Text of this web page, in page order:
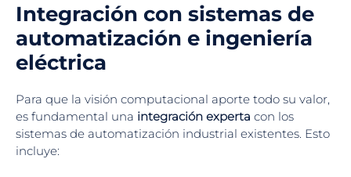
Integración con sistemas de
automatización e ingeniería
eléctrica
Para que la visión computacional aporte todo su valor,
es fundamental una integración experta con los
sistemas de automatización industrial existentes. Esto
incluye: